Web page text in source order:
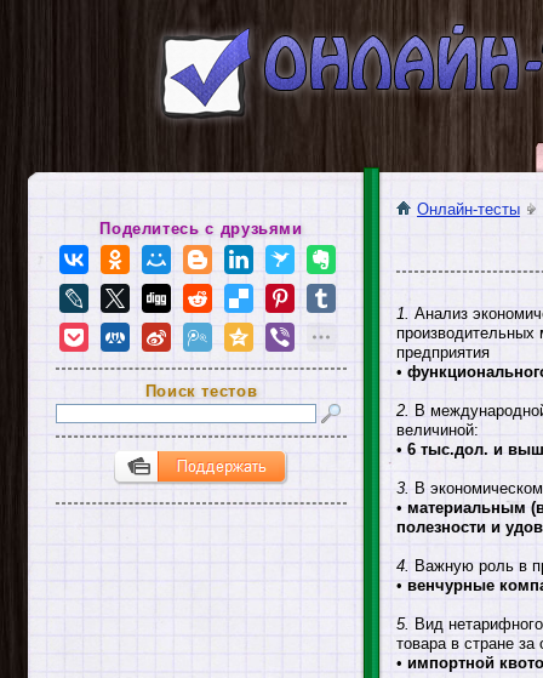
Онлайн-тесты
1. Анализ
производительных
предприятия
•
2. В
величиной:
• 6 тыс.дол. и
3. В
• материальным
полезности и
4. Важную роль в
• венчурные
5. Вид
товара в стране
• импортной
Поделитесь с друзьями
Поиск тестов